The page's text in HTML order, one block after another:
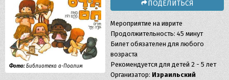
Фото:Библиотека а-Поалим
ПОДЕЛИТЬСЯ
Мероприятие на иврите
Продолжительность: 45 минут
Билет обязателен для любого
возраста
Рекомендуется для детей 2 - 5 лет
Организатор: Израильский